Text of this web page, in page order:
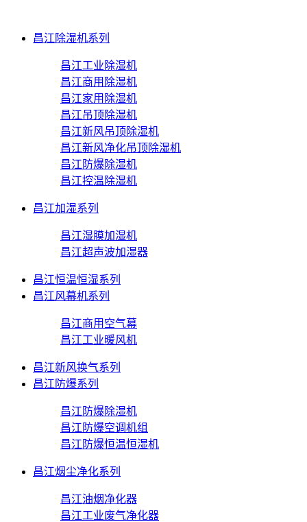
昌江除湿机系列
昌江工业除湿机
昌江商用除湿机
昌江家用除湿机
昌江吊顶除湿机
昌江新风吊顶除湿机
昌江新风净化吊顶除湿机
昌江防爆除湿机
昌江控温除湿机
昌江加湿系列
昌江湿膜加湿机
昌江超声波加湿器
昌江恒温恒湿系列
昌江风幕机系列
昌江商用空气幕
昌江工业暖风机
昌江新风换气系列
昌江防爆系列
昌江防爆除湿机
昌江防爆空调机组
昌江防爆恒温恒湿机
昌江烟尘净化系列
昌江油烟净化器
昌江工业废气净化器